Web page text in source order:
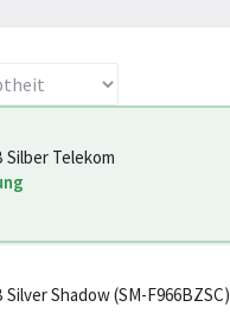
Silber Telekom
Silver Shadow (SM-F966BZSC)